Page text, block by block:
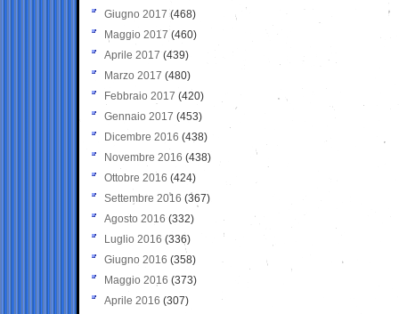
Giugno 2017 (468)
Maggio 2017 (460)
Aprile 2017 (439)
Marzo 2017 (480)
Febbraio 2017 (420)
Gennaio 2017 (453)
Dicembre 2016 (438)
Novembre 2016 (438)
Ottobre 2016 (424)
Settembre 2016 (367)
Agosto 2016 (332)
Luglio 2016 (336)
Giugno 2016 (358)
Maggio 2016 (373)
Aprile 2016 (307)